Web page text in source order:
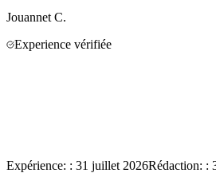
Jouannet C.
Experience vérifiée
Expérience: : 31 juillet 2026Rédaction: :